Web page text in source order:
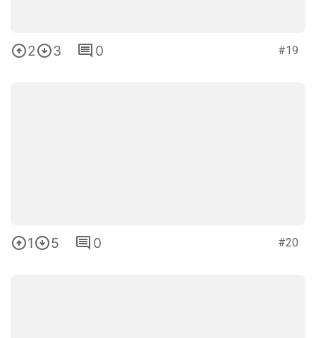
2 3 0 #19
1 5 0 #20